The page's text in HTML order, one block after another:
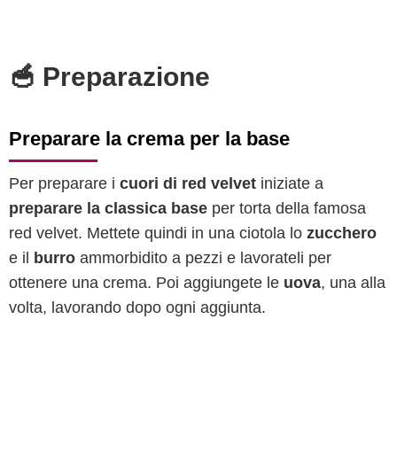
🥣 Preparazione
Preparare la crema per la base
Per preparare i cuori di red velvet iniziate a
preparare la classica base per torta della famosa
red velvet. Mettete quindi in una ciotola lo zucchero
e il
burro ammorbidito a pezzi e lavorateli per
ottenere una crema. Poi aggiungete le uova, una alla
volta, lavorando dopo ogni aggiunta.